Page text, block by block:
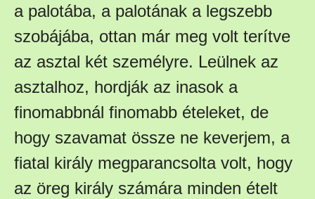
a palotába, a palotának a legszebb
szobájába, ottan már meg volt terítve
az asztal két személyre. Leülnek az
asztalhoz, hordják az inasok a
finomabbnál finomabb ételeket, de
hogy szavamat össze ne keverjem, a
fiatal király megparancsolta volt, hogy
az öreg király számára minden ételt